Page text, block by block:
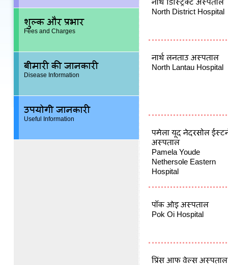
शुल्क और प्रभार
Fees and Charges
बीमारी की जानकारी
Disease Information
उपयोगी जानकारी
Useful Information
नार्थ डिस्ट्रिक्ट अस्पताल
North District Hospital
नार्थ लनताउ अस्पताल
North Lantau Hospital
पमेला यूद नेदरसोल
अस्पताल
Pamela Youde
Nethersole Eastern
Hospital
पॉक ओइ अस्पताल
Pok Oi Hospital
प्रिंस आफ वेल्स अस्पताल